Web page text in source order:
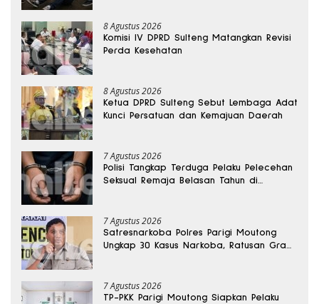
8 Agustus 2026
Komisi IV DPRD Sulteng Matangkan Revisi
Perda Kesehatan
8 Agustus 2026
Ketua DPRD Sulteng Sebut Lembaga Adat
Kunci Persatuan dan Kemajuan Daerah
7 Agustus 2026
Polisi Tangkap Terduga Pelaku Pelecehan
Seksual Remaja Belasan Tahun di
7 Agustus 2026
Satresnarkoba Polres Parigi Moutong
Ungkap 30 Kasus Narkoba, Ratusan Gram
7 Agustus 2026
TP-PKK Parigi Moutong Siapkan Pelaku